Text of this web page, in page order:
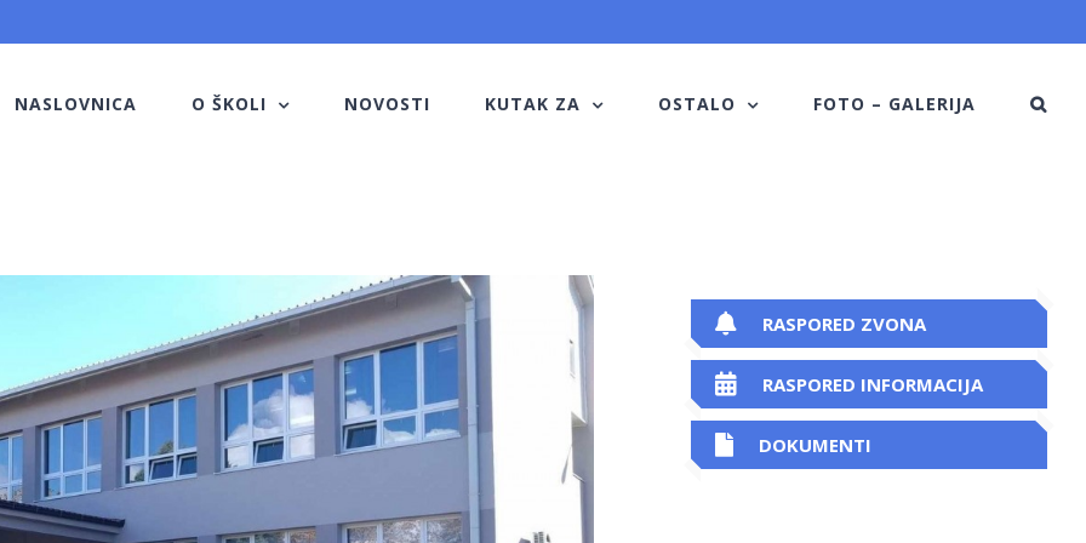
NASLOVNICA O ŠKOLI NOVOSTI KUTAK ZA OSTALO FOTO – GALERIJA
RASPORED ZVONA
RASPORED INFORMACIJA
DOKUMENTI